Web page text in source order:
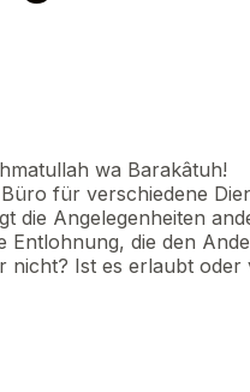
wa Barakâtuh!
für verschiedene
die Angelegenheiten
Entlohnung, die den
nicht? Ist es erlaubt